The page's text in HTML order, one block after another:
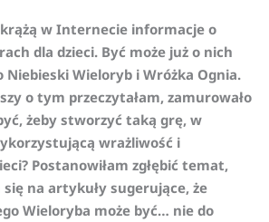
krążą w Internecie informacje o
dla dzieci. Być może już o nich
Niebieski Wieloryb i Wróżka Ognia.
o tym przeczytałam, zamurowało
żeby stworzyć taką grę, w
wrażliwość i
Postanowiłam zgłębić temat,
na artykuły sugerujące, że
Wieloryba może być… nie do